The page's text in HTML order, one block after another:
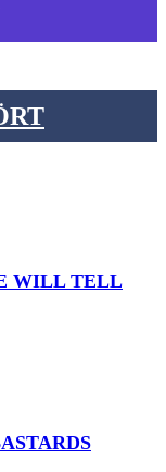
WILL TELL